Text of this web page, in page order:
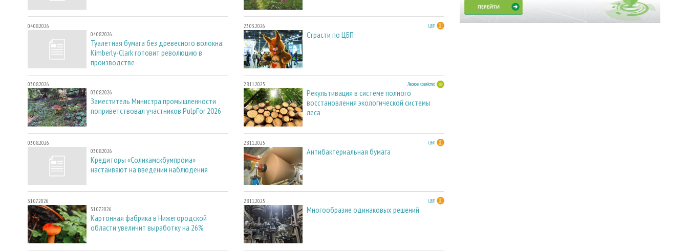
04.08.2026
04.08.2026
Туалетная бумага без древесного волокна:
Kimberly-Clark готовит революцию в
производстве
03.08.2026
03.08.2026
Заместитель Министра промышленности
поприветствовал участников PulpFor 2026
03.08.2026
03.08.2026
Кредиторы «Соликамскбумпрома»
настаивают на введении наблюдения
31.07.2026
31.07.2026
Картонная фабрика в Нижегородской
области увеличит выработку на 26%
23.03.2026 ЦБП
Страсти по ЦБП
28.11.2025 Лесное хозяйство
Рекультивация в системе полного
восстановления экологической системы
леса
28.11.2025 ЦБП
Антибактериальная бумага
28.11.2025 ЦБП
Многообразие одинаковых решений